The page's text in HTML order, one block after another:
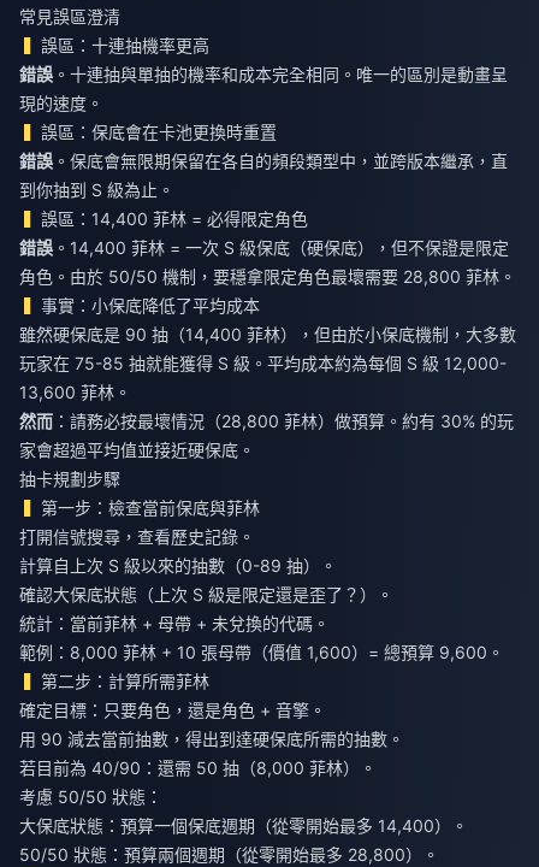
常見誤區澄清
誤區：十連抽機率更高
錯誤 。十連抽與單抽的機率和成本完全相同。唯一的區別是動畫呈
現的速度。
誤區：保底會在卡池更換時重置
錯誤 。保底會無限期保留在各自的頻段類型中，並跨版本繼承，直
到你抽到 S 級為止。
誤區：14,400 菲林 = 必得限定角色
錯誤 。14,400 菲林 = 一次 S 級保底（硬保底），但不保證是限定
角色。由於 50/50 機制，要穩拿限定角色最壞需要 28,800 菲林。
事實：小保底降低了平均成本
雖然硬保底是 90 抽（14,400 菲林），但由於小保底機制，大多數
玩家在 75-85 抽就能獲得 S 級。平均成本約為每個 S 級 12,000-
13,600 菲林。
然而 ：請務必按最壞情況（28,800 菲林）做預算。約有 30% 的玩
家會超過平均值並接近硬保底。
抽卡規劃步驟
第一步：檢查當前保底與菲林
打開信號搜尋，查看歷史記錄。
計算自上次 S 級以來的抽數（0-89 抽）。
確認大保底狀態（上次 S 級是限定還是歪了？）。
統計：當前菲林 + 母帶 + 未兌換的代碼。
範例：8,000 菲林 + 10 張母帶（價值 1,600）= 總預算 9,600。
第二步：計算所需菲林
確定目標：只要角色，還是角色 + 音擎。
用 90 減去當前抽數，得出到達硬保底所需的抽數。
若目前為 40/90：還需 50 抽（8,000 菲林）。
考慮 50/50 狀態：
大保底狀態：預算一個保底週期（從零開始最多 14,400）。
50/50 狀態：預算兩個週期（從零開始最多 28,800）。